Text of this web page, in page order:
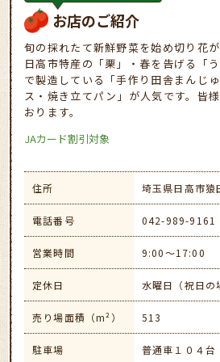
お店のご紹介
旬の採れたて新鮮野菜を始め切り花
日高市特産の「栗」・春を告げる「
で製造している「手作り田舎まんじ
ス・焼き立てパン」が人気です。皆
おります。
JAカード割引対象
住所 埼玉県日高市猿
電話番号 042-989-9161
営業時間 9:00～
定休日 水曜日（祝日の
売り場面積（m²） 513
駐車場 普通車１０４台